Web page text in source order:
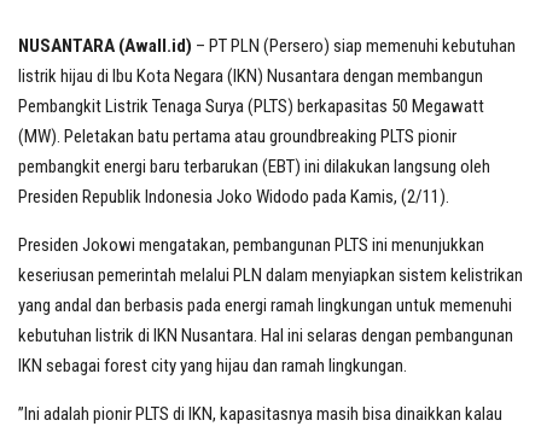
NUSANTARA (Awall.id) – PT PLN (Persero) siap memenuhi kebutuhan
listrik hijau di Ibu Kota Negara (IKN) Nusantara dengan membangun
Pembangkit Listrik Tenaga Surya (PLTS) berkapasitas 50 Megawatt
(MW). Peletakan batu pertama atau groundbreaking PLTS pionir
pembangkit energi baru terbarukan (EBT) ini dilakukan langsung oleh
Presiden Republik Indonesia Joko Widodo pada Kamis, (2/11).
Presiden Jokowi mengatakan, pembangunan PLTS ini menunjukkan
keseriusan pemerintah melalui PLN dalam menyiapkan sistem kelistrikan
yang andal dan berbasis pada energi ramah lingkungan untuk memenuhi
kebutuhan listrik di IKN Nusantara. Hal ini selaras dengan pembangunan
IKN sebagai forest city yang hijau dan ramah lingkungan.
”Ini adalah pionir PLTS di IKN, kapasitasnya masih bisa dinaikkan kalau